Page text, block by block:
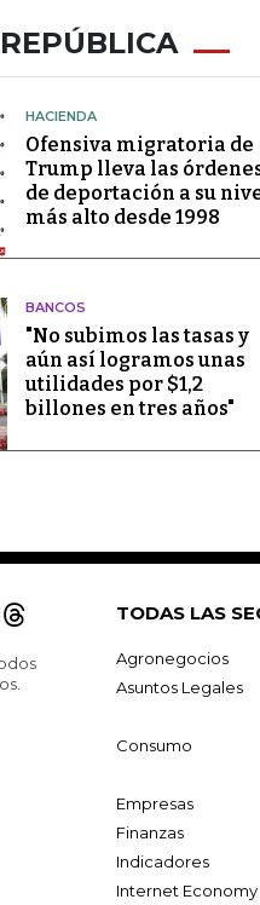
HACIENDA
Ofensiva migratoria de
Trump lleva las
de deportación a su
más alto desde 1998
BANCOS
"No subimos las tasas y
aún así logramos unas
utilidades por $1,2
billones en tres años"
TODAS LAS
Agronegocios
Asuntos Legales
Consumo
Empresas
Finanzas
Indicadores
Internet Economy